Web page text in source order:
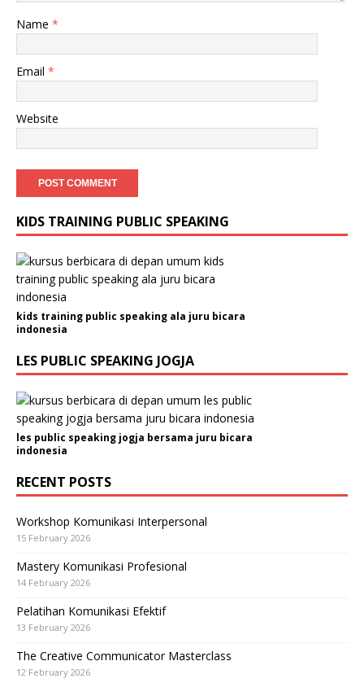
Name *
Email *
Website
KIDS TRAINING PUBLIC SPEAKING
kids training public speaking ala juru bicara
indonesia
LES PUBLIC SPEAKING JOGJA
les public speaking jogja bersama juru bicara
indonesia
RECENT POSTS
Workshop Komunikasi Interpersonal
15 February 2026
Mastery Komunikasi Profesional
14 February 2026
Pelatihan Komunikasi Efektif
13 February 2026
The Creative Communicator Masterclass
12 February 2026